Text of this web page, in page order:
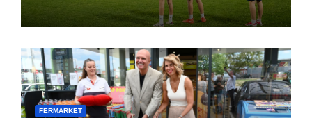
FERMARKET